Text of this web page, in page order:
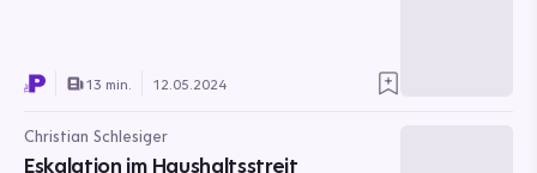
13 min. 12.05.2024
Christian Schlesiger
Eskalation im Haushaltsstreit